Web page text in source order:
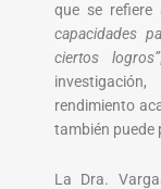
que se refiere
capacidades
ciertos logros”
rendimiento
también puede
La Dra.